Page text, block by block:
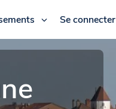
Se connecter